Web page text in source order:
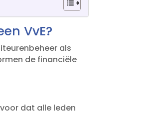
VvE?
als
de financiële
dat alle leden